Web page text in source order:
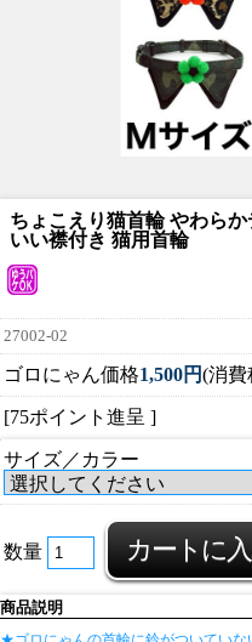
ちょこえり猫首輪 やわら
いい襟付き 猫用首輪
27002-02
ゴロにゃん価格1,500円(消費
[75ポイント進呈 ]
サイズ／カラー
数量
商品説明